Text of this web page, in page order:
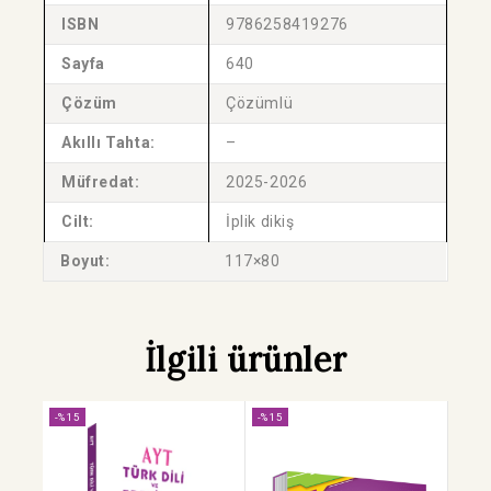
ISBN 9786258419276
Sayfa 640
Çözüm Çözümlü
Akıllı Tahta: –
Müfredat: 2025-2026
Cilt: İplik dikiş
Boyut: 117×80
İlgili ürünler
-%15 -%15